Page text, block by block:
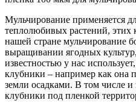
Мульчирование применяется
теплолюбивых растений, этих
нашей стране мульчирование
выращивании ягодных
известностью у нас
клубники – например как она
земли осадками. В том числе и
клубники под пленкой